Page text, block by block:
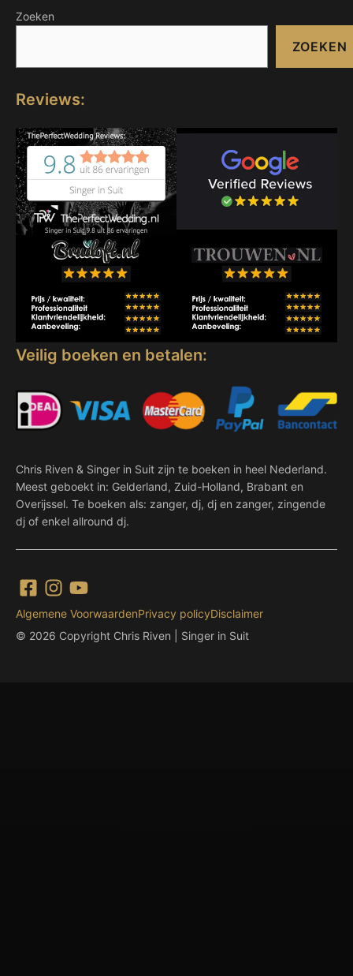
Zoeken
ZOEKEN
Reviews:
Veilig boeken en betalen:
Chris Riven & Singer in Suit zijn te boeken in heel Nederland.
Meest geboekt in: Gelderland, Zuid-Holland, Brabant en
Overijssel. Te boeken als: zanger, dj, dj en zanger, zingende
dj of enkel allround dj.
© 2026 Copyright Chris Riven | Singer in Suit
Algemene VoorwaardenPrivacy policyDisclaimer